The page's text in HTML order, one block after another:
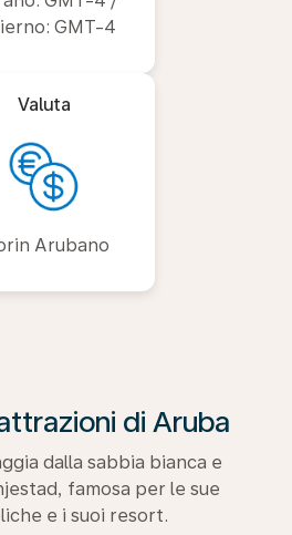
GMT-4
Valuta
Arubano
di Aruba
dalla sabbia bianca e
famosa per le sue
e i suoi resort.